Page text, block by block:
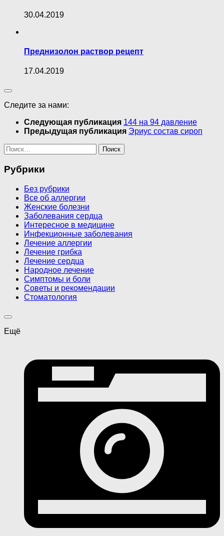
30.04.2019
Преднизолон раствор рецепт
17.04.2019
Следите за нами:
Следующая публикация 144 на 94 давление
Предыдущая публикация Эриус состав сироп
Найти:
Рубрики
Без рубрики
Все об аллергии
Женские болезни
Заболевания сердца
Интересное в медицине
Инфекционные заболевания
Лечение аллергии
Лечение грибка
Лечение сердца
Народное лечение
Симптомы и боли
Советы и рекомендации
Стоматология
Ещё